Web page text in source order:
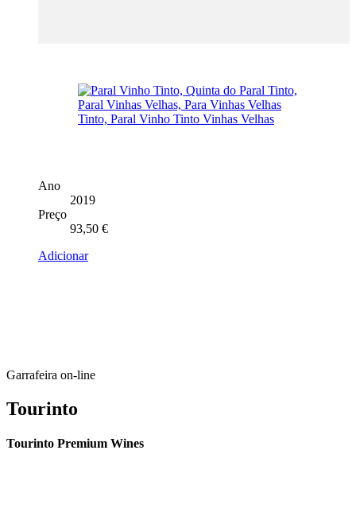
Ano
2019
Preço
93,50 €
Adicionar
Garrafeira on-line
Tourinto
Tourinto Premium Wines